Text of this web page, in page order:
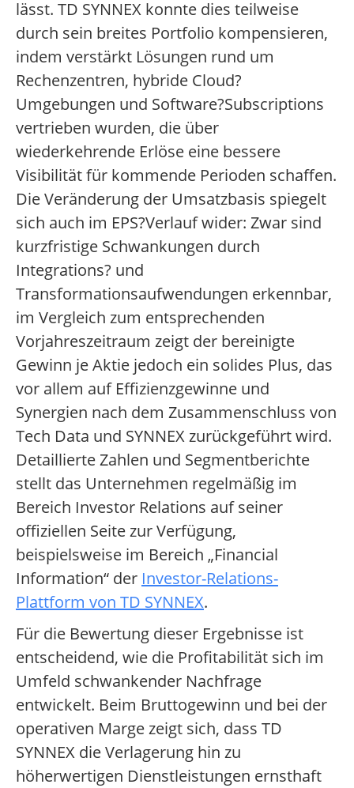
lässt. TD SYNNEX konnte dies teilweise
durch sein breites Portfolio kompensieren,
indem verstärkt Lösungen rund um
Rechenzentren, hybride Cloud?
Umgebungen und Software?Subscriptions
vertrieben wurden, die über
wiederkehrende Erlöse eine bessere
Visibilität für kommende Perioden schaffen.
Die Veränderung der Umsatzbasis spiegelt
sich auch im EPS?Verlauf wider: Zwar sind
kurzfristige Schwankungen durch
Integrations? und
Transformationsaufwendungen erkennbar,
im Vergleich zum entsprechenden
Vorjahreszeitraum zeigt der bereinigte
Gewinn je Aktie jedoch ein solides Plus, das
vor allem auf Effizienzgewinne und
Synergien nach dem Zusammenschluss von
Tech Data und SYNNEX zurückgeführt wird.
Detaillierte Zahlen und Segmentberichte
stellt das Unternehmen regelmäßig im
Bereich Investor Relations auf seiner
offiziellen Seite zur Verfügung,
beispielsweise im Bereich „Financial
Information“ der Investor-Relations-
Plattform von TD SYNNEX.
Für die Bewertung dieser Ergebnisse ist
entscheidend, wie die Profitabilität sich im
Umfeld schwankender Nachfrage
entwickelt. Beim Bruttogewinn und bei der
operativen Marge zeigt sich, dass TD
SYNNEX die Verlagerung hin zu
höherwertigen Dienstleistungen ernsthaft